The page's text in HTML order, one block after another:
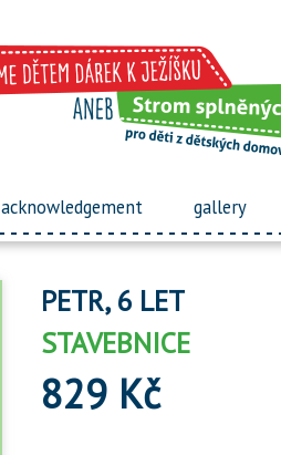
acknowledgement gallery
PETR, 6 LET
STAVEBNICE
829 Kč